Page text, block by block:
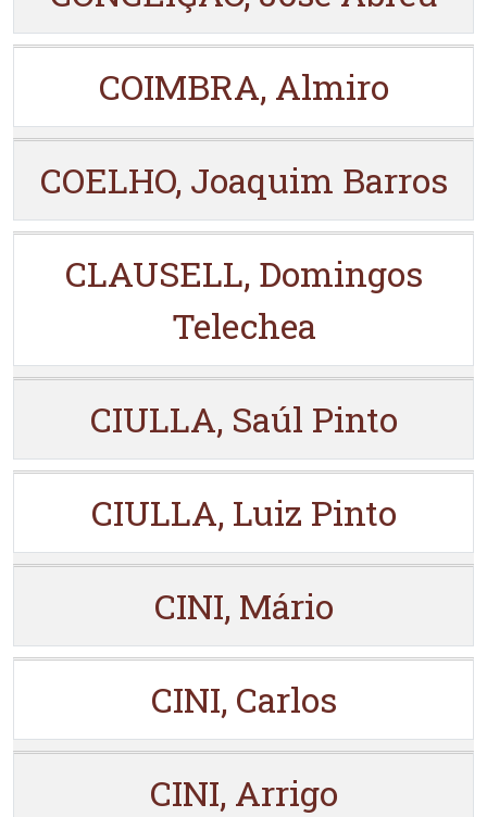
COIMBRA, Almiro
COELHO, Joaquim Barros
CLAUSELL, Domingos
Telechea
CIULLA, Saúl Pinto
CIULLA, Luiz Pinto
CINI, Mário
CINI, Carlos
CINI, Arrigo